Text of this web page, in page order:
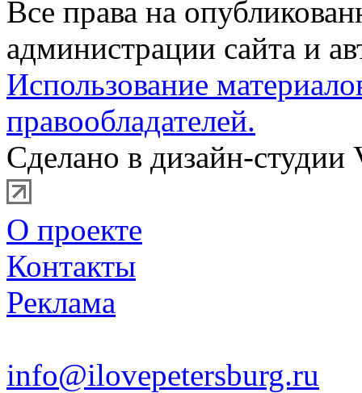
Все права на
администрации сайта и
Использование
правообладателей.
Сделано в дизайн-студии
О проекте
Контакты
Реклама
info@ilovepetersburg.ru